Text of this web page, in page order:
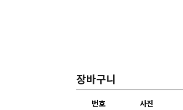
장바구니
번호 사진